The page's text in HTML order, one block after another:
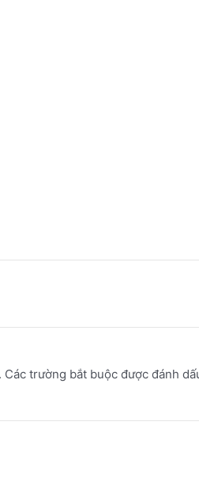
Các trường bắt buộc được đánh